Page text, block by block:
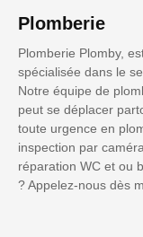
Plomberie
Plomberie Plomby,
spécialisée dans le
Notre équipe de
peut se déplacer
toute urgence en
inspection par
réparation WC et ou
? Appelez-nous dès